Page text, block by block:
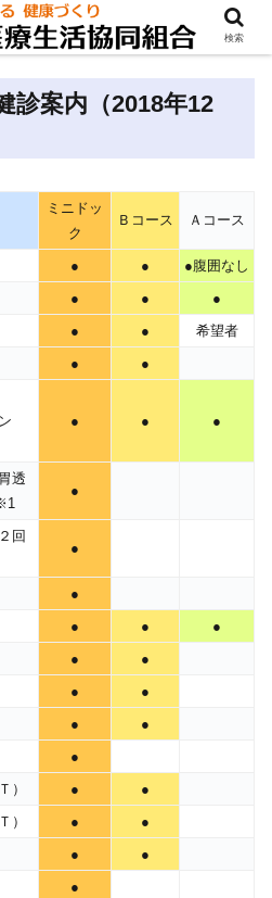
案内（2018年12
ミニドッ
ク
Ｂコース Ａコース
● ●
●腹囲なし
● ●
●
● ● 希望者
●
●
● ● ●
透
●
回
●
●
● ● ●
●
●
●
●
●
●
●
） ●
●
）
●
●
● ●
●
検索